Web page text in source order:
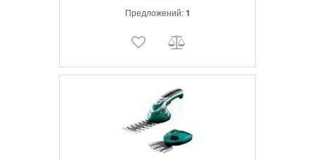
Предложений:1